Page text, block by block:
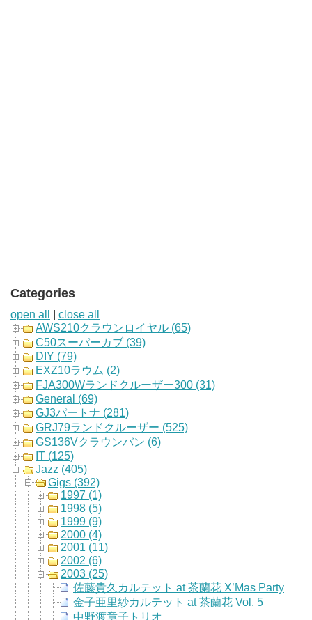
Categories
open all
close all
AWS210クラウンロイヤル (65)
C50スーパーカブ (39)
DIY (79)
EXZ10ラウム (2)
FJA300Wランドクルーザー300 (31)
General (69)
GJ3パートナ (281)
GRJ79ランドクルーザー (525)
GS136Vクラウンバン (6)
IT (125)
Jazz (405)
Gigs (392)
1997 (1)
1998 (5)
1999 (9)
2000 (4)
2001 (11)
2002 (6)
2003 (25)
佐藤貴久カルテット at 茶蘭花 X’Mas Party
金子亜里紗カルテット at 茶蘭花 Vol. 5
中野渡章子トリオ